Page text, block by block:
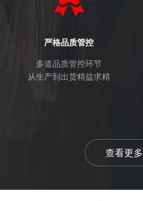
严格品质管控
多道品质管控环节
从生产到出货精益求精
查看更多